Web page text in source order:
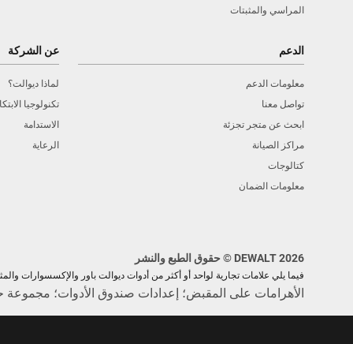
المراسي والمثبتات
الدعم
معلومات الدعم
تواصل معنا
ابحث عن متجر تجزئة
مراكز الصيانة
كتالوجات
معلومات الضمان
عن الشركة
لماذا ديوالت؟
تكنولوجيا
الاستدامة
الرعاية
DEWALT 2026 © حقوق الطبع والنشر
فيما يلي علامات تجارية لواحد أو أكثر من أدوات ديوالت باور والإكسسوارات
الأهرامات على المقبض؛ إعدادات صندوق الأدوات؛